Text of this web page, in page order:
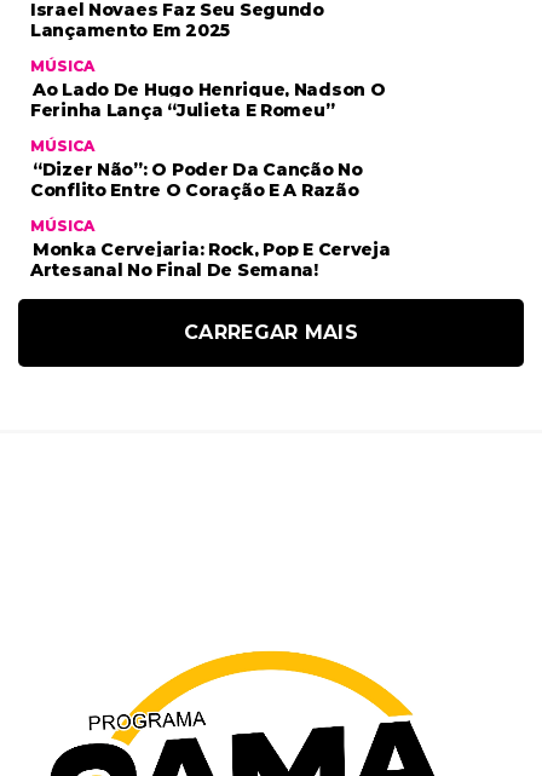
Israel Novaes Faz Seu Segundo
Lançamento Em 2025
MÚSICA
Ao Lado De Hugo Henrique, Nadson O
Ferinha Lança “Julieta E Romeu”
MÚSICA
“Dizer Não”: O Poder Da Canção No
Conflito Entre O Coração E A Razão
MÚSICA
Monka Cervejaria: Rock, Pop E Cerveja
Artesanal No Final De Semana!
CARREGAR MAIS